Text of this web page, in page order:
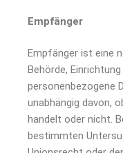
Empfänger
Empfänger ist eine
Behörde,
personenbezogene
unabhängig davon,
handelt oder nicht.
bestimmten